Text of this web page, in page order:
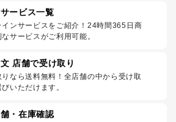
ービス一覧
インサービスをご紹介！24時間365日商
サービスがご利用可能。
店舗で受け取り
りなら送料無料！全店舗の中から受け取
いただけます。
・在庫確認